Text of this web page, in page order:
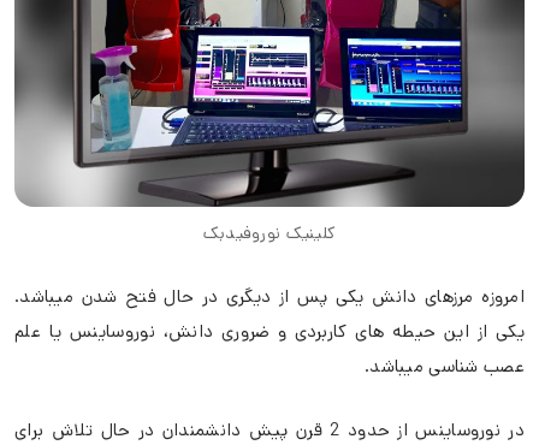
کلینیک نوروفیدبک
امروزه مرزهای دانش یکی پس از دیگری در حال فتح شدن میباشد.
یکی از این حیطه های کاربردی و ضروری دانش، نوروساینس یا علم
عصب شناسی میباشد.
در نوروساینس از حدود 2 قرن پیش دانشمندان در حال تلاش برای